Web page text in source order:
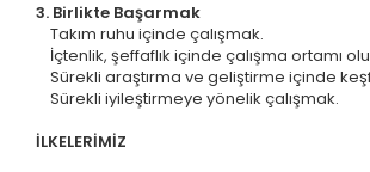
3. Birlikte Başarmak
Takım ruhu içinde çalışmak.
İçtenlik, şeffaflık içinde çalışma ortamı
Sürekli araştırma ve geliştirme içinde
Sürekli iyileştirmeye yönelik çalışmak.
İLKELERİMİZ